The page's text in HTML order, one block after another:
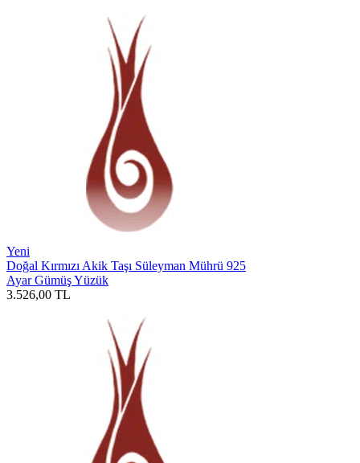
Yeni
Doğal Kırmızı Akik Taşı Süleyman Mührü 925
Ayar Gümüş Yüzük
3.526,00 TL